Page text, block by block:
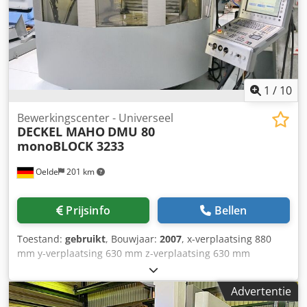
1 / 10
Oelde 201 km
Bewerkingscenter - Universeel
DECKEL MAHO DMU 80
monoBLOCK 3233
Prijsinfo Bellen
Toestand: gebruikt, Bouwjaar: 2007, x-verplaatsing 880
mm y-verplaatsing 630 mm z-verplaatsing 630 mm
Besturing iTNC 530 Heidenhain Toerentalbereik -
hoofdspindel max. 18.000 min⁻¹ Csdpfjyaci Tox Ac Herf
Aandrijvingsvermogen - hoofdspindel 28 / 19 kW Max.
Advertentie